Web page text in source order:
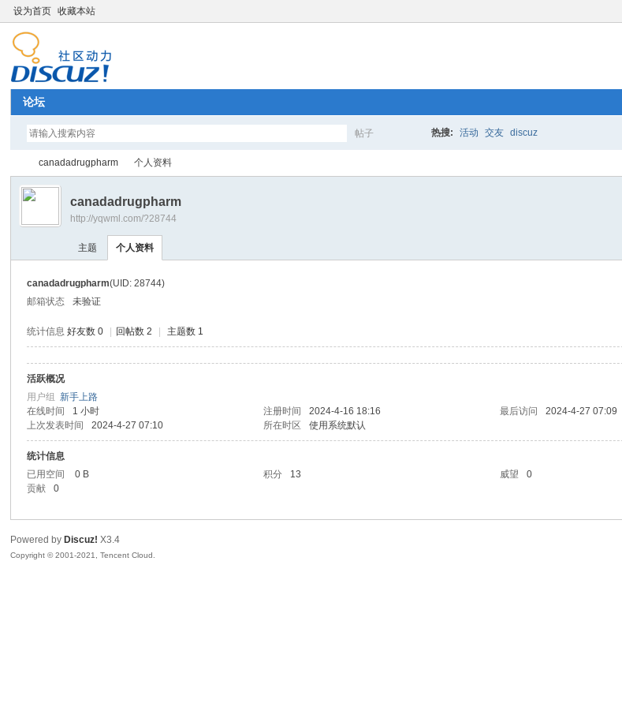
设为首页 收藏本站
论坛
帖子 热搜: 活动 交友 discuz
uz!
›
canadadrugpharm 个人资料
canadadrugpharm
http://yqwml.com/?28744
主题 个人资料
canadadrugpharm(UID: 28744)
邮箱状态
未验证
统计信息 好友数 0 回帖数 2 主题数 1
活跃概况
用户组新手上路
在线时间
1 小时 注册时间 2024-4-16 18:16 最后访问 2024-4-27 07:09
上次发表时间
2024-4-27 07:10 所在时区 使用系统默认
统计信息
已用空间
0 B 积分 13 威望 0
贡献
0
Powered by Discuz! X3.4
Copyright © 2001-2021, Tencent Cloud.